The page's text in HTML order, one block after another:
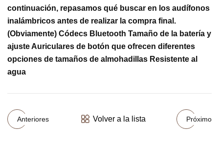
continuación, repasamos qué buscar en los audífonos
inalámbricos antes de realizar la compra final.
(Obviamente) Códecs Bluetooth Tamaño de la batería y
ajuste Auriculares de botón que ofrecen diferentes
opciones de tamaños de almohadillas Resistente al
agua
Anteriores Volver a la lista Próximo